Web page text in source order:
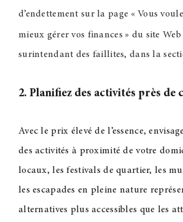
d’endettement sur la page « Vous
mieux gérer vos finances » du site
surintendant des faillites, dans la
2. Planifiez des activités près de
Avec le prix élevé de l’essence,
des activités à proximité de votre
locaux, les festivals de quartier, les
les escapades en pleine nature
alternatives plus accessibles que les